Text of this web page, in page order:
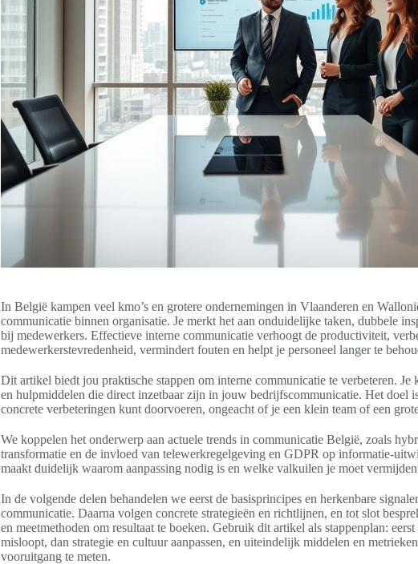
In België kampen veel kmo’s en grotere ondernemingen in Vlaanderen en
communicatie binnen organisatie. Je merkt het aan onduidelijke taken, dubbele
bij medewerkers. Effectieve interne communicatie verhoogt de productiviteit,
medewerkerstevredenheid, vermindert fouten en helpt je personeel langer te
Dit artikel biedt jou praktische stappen om interne communicatie te verbeteren. Je
en hulpmiddelen die direct inzetbaar zijn in jouw bedrijfscommunicatie. Het doel
concrete verbeteringen kunt doorvoeren, ongeacht of je een klein team of een
We koppelen het onderwerp aan actuele trends in communicatie België, zoals
transformatie en de invloed van telewerkregelgeving en GDPR op informatie-
maakt duidelijk waarom aanpassing nodig is en welke valkuilen je moet
In de volgende delen behandelen we eerst de basisprincipes en herkenbare
communicatie. Daarna volgen concrete strategieën en richtlijnen, en tot slot
en meetmethoden om resultaat te boeken. Gebruik dit artikel als stappenplan:
misloopt, dan strategie en cultuur aanpassen, en uiteindelijk middelen en
vooruitgang te meten.